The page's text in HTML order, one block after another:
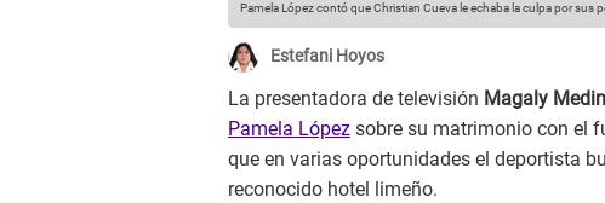
Pamela López contó que Christian Cueva le echaba la culpa por sus
Estefani Hoyos
La presentadora de televisión Magaly
Pamela López sobre su matrimonio con el
que en varias oportunidades el deportista
reconocido hotel limeño.